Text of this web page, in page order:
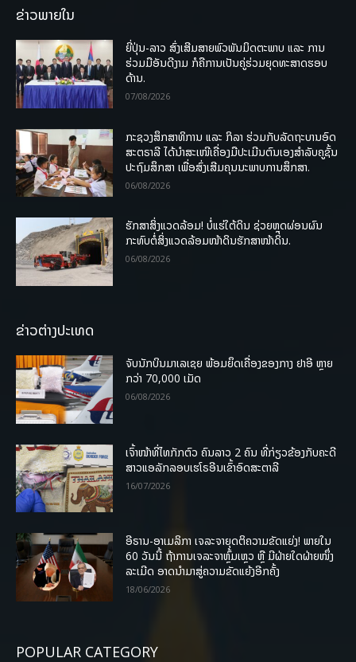
ຂ່າວພາຍໃນ
ຍີ່ປຸ່ນ-ລາວ ສົ່ງເສີມສາຍພົວພັນມິດຕະພາບ ແລະ ການ
ຮ່ວມມືອັນດີງາມ ກໍຄືການເປັນຄູ່ຮ່ວມຍຸດທະສາດຮອບ
ດ້ານ.
07/08/2026
ກະຊວງສຶກສາທິການ ແລະ ກິລາ ຮ່ວມກັບລັດຖະບານອົດ
ສະຕຣາລີ ໄດ້ນຳສະເໜີເຄື່ອງມືປະເມີນຕົນເອງສຳລັບຄູຊັ້ນ
ປະຖົມສຶກສາ ເພື່ອສົ່ງເສີມຄຸນນະພາບການສຶກສາ.
06/08/2026
ຮັກສາສິ່ງແວດລ້ອມ! ບໍ່ແຮ່ໃຕ້ດິນ ຊ່ວຍຫຼຸດຜ່ອນຜົນ
ກະທົບຕໍ່ສິ່ງແວດລ້ອມໜ້າດິນຮັກສາໜ້າດິນ.
06/08/2026
ຂ່າວຕ່າງປະເທດ
ຈັບນັກບິນມາເລເຊຍ ພ້ອມຍຶດເຄື່ອງຂອງກາງ ຢາອີ ຫຼາຍ
ກວ່າ 70,000 ເມັດ
06/08/2026
ເຈົ້າໜ້າທີ່ໄທກັກຕົວ ຄົນລາວ 2 ຄົນ ທີ່ກ່ຽວຂ້ອງກັບຄະດີ
ສາວແອລັກລອບເຮໂຣອີນເຂົ້າອົດສະຕາລີ
16/07/2026
ອີຣານ-ອາເມລິກາ ເຈລະຈາຍຸດຕິຄວາມຂັດແຍ່ງ! ພາຍໃນ
60 ວັນນີ້ ຖ້າການເຈລະຈາຫຼົ້ມເຫຼວ ຫຼື ມີຝ່າຍໃດຝ່າຍໜຶ່ງ
ລະເມີດ ອາດນໍາມາສູ່ຄວາມຂັດແຍ້ງອີກຄັ້ງ
18/06/2026
POPULAR CATEGORY